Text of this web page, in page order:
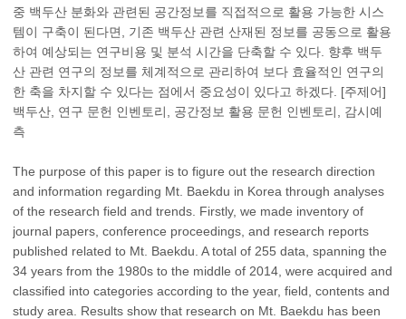
중 백두산 분화와 관련된 공간정보를 직접적으로 활용 가능한 시스
템이 구축이 된다면, 기존 백두산 관련 산재된 정보를 공동으로 활용
하여 예상되는 연구비용 및 분석 시간을 단축할 수 있다. 향후 백두
산 관련 연구의 정보를 체계적으로 관리하여 보다 효율적인 연구의
한 축을 차지할 수 있다는 점에서 중요성이 있다고 하겠다. [주제어]
백두산, 연구 문헌 인벤토리, 공간정보 활용 문헌 인벤토리, 감시예
측
The purpose of this paper is to figure out the research direction
and information regarding Mt. Baekdu in Korea through analyses
of the research field and trends. Firstly, we made inventory of
journal papers, conference proceedings, and research reports
published related to Mt. Baekdu. A total of 255 data, spanning the
34 years from the 1980s to the middle of 2014, were acquired and
classified into categories according to the year, field, contents and
study area. Results show that research on Mt. Baekdu has been